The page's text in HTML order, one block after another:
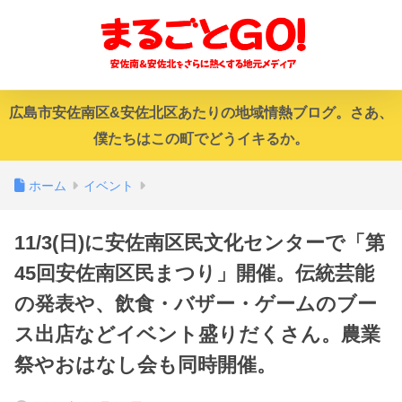
広島市安佐南区&安佐北区あたりの地域情熱ブログ。さあ、
僕たちはこの町でどうイキるか。
ホーム イベント
11/3(日)に安佐南区民文化センターで「第
45回安佐南区民まつり」開催。伝統芸能
の発表や、飲食・バザー・ゲームのブー
ス出店などイベント盛りだくさん。農業
祭やおはなし会も同時開催。